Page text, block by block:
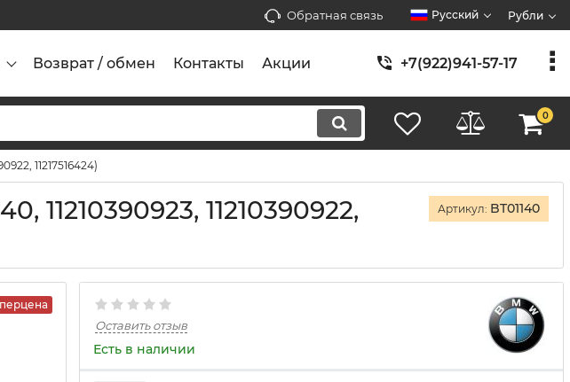
Обратная связь Русский Рубли
Возврат / обмен Контакты Акции +7(922)941-57-17
0
11217516424)
11210390923, 11210390922,
Артикул: BT01140
Оставить отзыв
Есть в наличии